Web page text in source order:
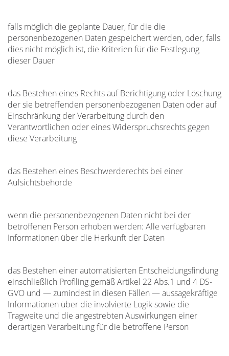
falls möglich die geplante Dauer, für die die
personenbezogenen Daten gespeichert werden, oder, falls
dies nicht möglich ist, die Kriterien für die Festlegung
dieser Dauer
das Bestehen eines Rechts auf Berichtigung oder Löschung
der sie betreffenden personenbezogenen Daten oder auf
Einschränkung der Verarbeitung durch den
Verantwortlichen oder eines Widerspruchsrechts gegen
diese Verarbeitung
das Bestehen eines Beschwerderechts bei einer
Aufsichtsbehörde
wenn die personenbezogenen Daten nicht bei der
betroffenen Person erhoben werden: Alle verfügbaren
Informationen über die Herkunft der Daten
das Bestehen einer automatisierten Entscheidungsfindung
einschließlich Profiling gemäß Artikel 22 Abs.1 und 4 DS-
GVO und — zumindest in diesen Fällen — aussagekräftige
Informationen über die involvierte Logik sowie die
Tragweite und die angestrebten Auswirkungen einer
derartigen Verarbeitung für die betroffene Person